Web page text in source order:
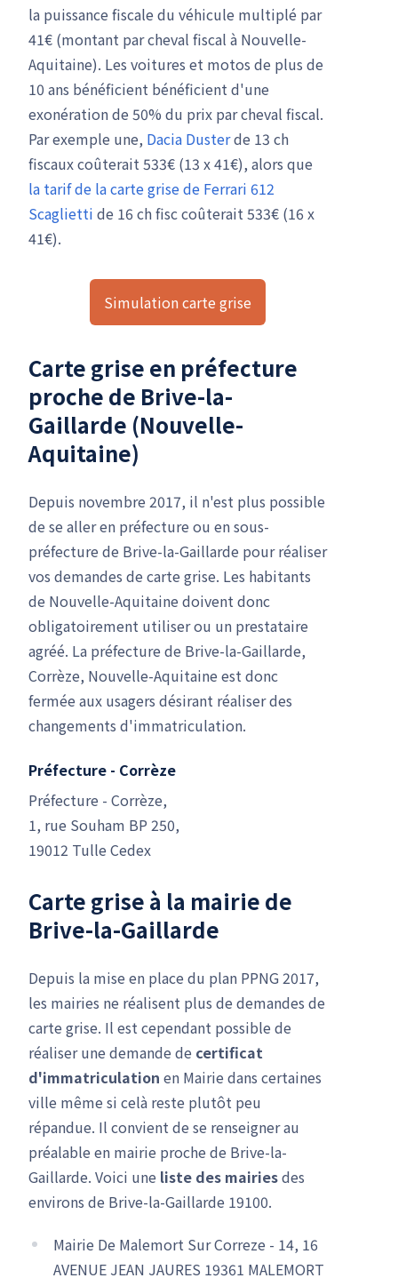
la puissance fiscale du véhicule multiplé par
41€ (montant par cheval fiscal à Nouvelle-
Aquitaine). Les voitures et motos de plus de
10 ans bénéficient bénéficient d'une
exonération de 50% du prix par cheval fiscal.
Par exemple une, Dacia Dusterde 13 ch
fiscaux coûterait 533€ (13 x 41€), alors que
la tarif de la carte grise de Ferrari 612
Scaglietti de 16 ch fisc coûterait 533€ (16 x
41€).
Simulation carte grise
Carte grise en préfecture
proche de Brive-la-
Gaillarde (Nouvelle-
Aquitaine)
Depuis novembre 2017, il n'est plus possible
de se aller en préfecture ou en sous-
préfecture de Brive-la-Gaillarde pour réaliser
vos demandes de carte grise. Les habitants
de Nouvelle-Aquitaine doivent donc
obligatoirement utiliser ou un prestataire
agréé. La préfecture de Brive-la-Gaillarde,
Corrèze, Nouvelle-Aquitaine est donc
fermée aux usagers désirant réaliser des
changements d'immatriculation.
Préfecture - Corrèze
Préfecture - Corrèze,
1, rue Souham BP 250,
19012 Tulle Cedex
Carte grise à la mairie de
Brive-la-Gaillarde
Depuis la mise en place du plan PPNG 2017,
les mairies ne réalisent plus de demandes de
carte grise. Il est cependant possible de
réaliser une demande de certificat
d'immatriculation en Mairie dans certaines
ville même si celà reste plutôt peu
répandue. Il convient de se renseigner au
préalable en mairie proche de Brive-la-
Gaillarde. Voici une liste des mairiesdes
environs de Brive-la-Gaillarde 19100.
Mairie De Malemort Sur Correze - 14, 16
AVENUE JEAN JAURES 19361 MALEMORT